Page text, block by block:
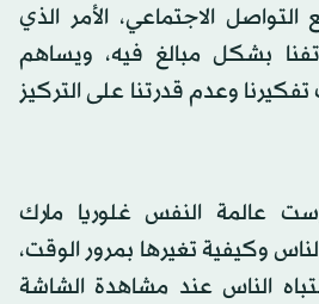
التواصل الاجتماعي، الأمر الذي
بشكل مبالغ فيه، ويساهم
وعدم قدرتنا على التركيز
2004، درست عالمة النفس غلوريا مارك
وكيفية تغيرها بمرور الوقت،
الناس عند مشاهدة الشاشة